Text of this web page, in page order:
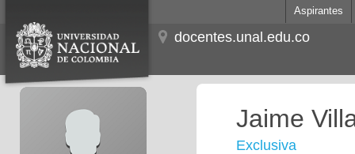
Aspirantes
docentes.unal.edu.co
Jaime
Exclusiva